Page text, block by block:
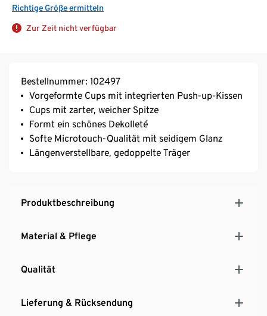
Richtige Größe ermitteln
Zur Zeit nicht verfügbar
Bestellnummer: 102497
Vorgeformte Cups mit integrierten Push-up-Kissen
Cups mit zarter, weicher Spitze
Formt ein schönes Dekolleté
Softe Microtouch-Qualität mit seidigem Glanz
Längenverstellbare, gedoppelte Träger
Produktbeschreibung
Material & Pflege
Qualität
Lieferung & Rücksendung